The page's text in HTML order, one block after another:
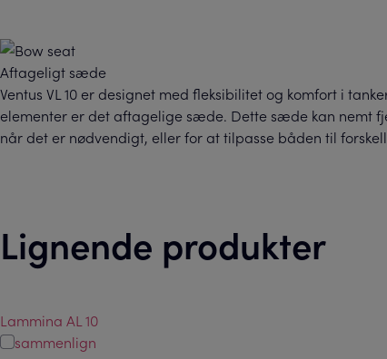
Aftageligt sæde
Ventus VL 10 er designet med fleksibilitet og komfort i
elementer er det aftagelige sæde. Dette sæde kan nemt
når det er nødvendigt, eller for at tilpasse båden til
Lignende produkter
Lammina AL 10
sammenlign